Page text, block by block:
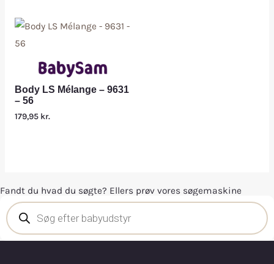
Body LS Mélange – 9631
– 56
179,95 kr.
Fandt du hvad du søgte? Ellers prøv vores søgemaskine